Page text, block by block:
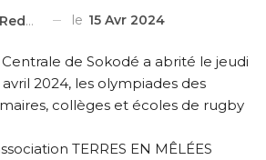
le 15 Avr 2024
Centrale de Sokodé a abrité le jeudi
avril 2024, les olympiades des
collèges et écoles de rugby
TERRES EN MÊLÉES